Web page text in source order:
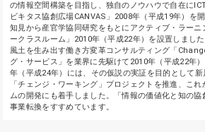
の情報空間構築を目指し、独自のノウハウで自在に
ビキタス協創広場CANVAS」2008年（平成19年）を
知見から産官学協同研究をもとにアクティブ・ラーニ
ークラスルーム」2010年（平成22年）を設置しまし
風土を生み出す働き方変革コンサルティング「
グ・サービス」を業界に先駆けて2010年（平成22年
年（平成24年）には、その仮説の実証を目的として
「チェンジ・ワーキング」プロジェクトを推進、こ
ムの開発にも着手しました。「情報の価値化と知の協
事業転換をすすめています。